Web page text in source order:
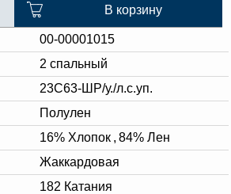
В корзину
00-00001015
2 спальный
23С63-ШР/у./л.с.уп.
Полулен
16% Хлопок , 84% Лен
Жаккардовая
182 Катания